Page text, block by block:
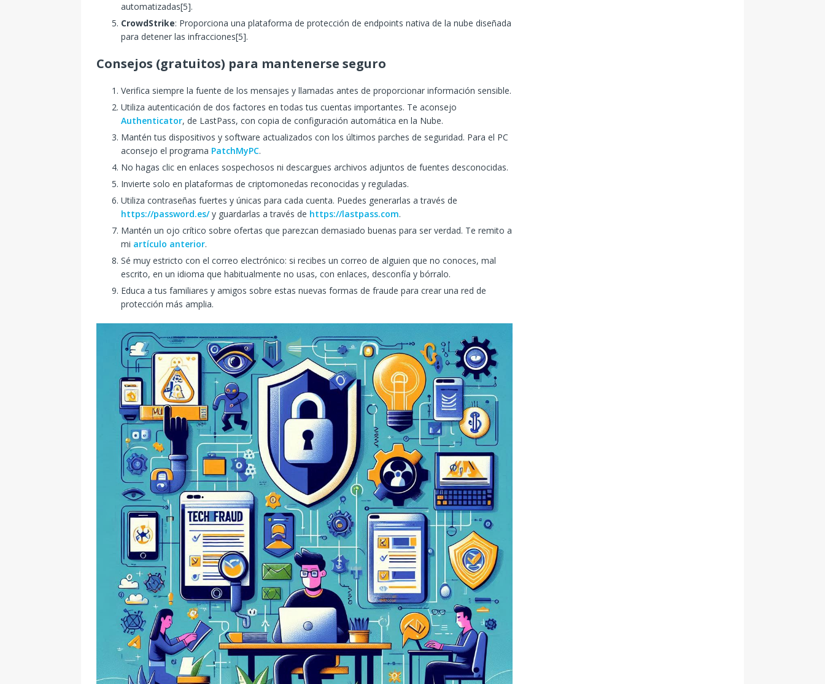
automatizadas[5].
CrowdStrike: Proporciona una plataforma de protección de endpoints nativa de la nube diseñada
para detener las infracciones[5].
Consejos (gratuitos) para mantenerse seguro
Verifica siempre la fuente de los mensajes y llamadas antes de proporcionar información sensible.
Utiliza autenticación de dos factores en todas tus cuentas importantes. Te aconsejo
Authenticator, de LastPass, con copia de configuración automática en la Nube.
Mantén tus dispositivos y software actualizados con los últimos parches de seguridad. Para el PC
aconsejo el programa PatchMyPC.
No hagas clic en enlaces sospechosos ni descargues archivos adjuntos de fuentes desconocidas.
Invierte solo en plataformas de criptomonedas reconocidas y reguladas.
Utiliza contraseñas fuertes y únicas para cada cuenta. Puedes generarlas a través de
https://password.es/y guardarlas a través de https://lastpass.com.
Mantén un ojo crítico sobre ofertas que parezcan demasiado buenas para ser verdad. Te remito a
mi artículo anterior.
Sé muy estricto con el correo electrónico: si recibes un correo de alguien que no conoces, mal
escrito, en un idioma que habitualmente no usas, con enlaces, desconfía y bórralo.
Educa a tus familiares y amigos sobre estas nuevas formas de fraude para crear una red de
protección más amplia.